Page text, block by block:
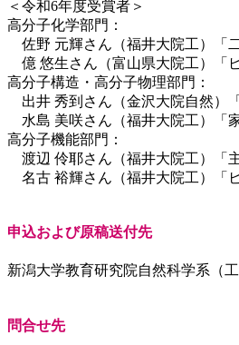
＜令和6年度受賞者＞
高分子化学部門：
佐野 元輝さん（福井大院工）「
億 悠生さん（富山県大院工）「
高分子構造・高分子物理部門：
出井 秀到さん（金沢大院自然）
水島 美咲さん（福井大院工）「
高分子機能部門：
渡辺 伶耶さん（福井大院工）「
名古 裕輝さん（福井大院工）「
申込および原稿送付先
新潟大学教育研究院自然科学系（
問合せ先